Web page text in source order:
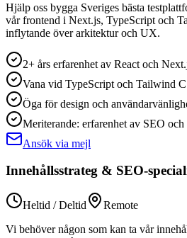
Hjälp oss bygga Sveriges bästa
vår frontend i Next.js, TypeScript och
inflytande över arkitektur och UX.
2+ års erfarenhet av React och
Vana vid TypeScript och Tailwind
Öga för design och
Meriterande: erfarenhet av SEO och
Ansök via mejl
Innehållsstrateg & SEO-
Heltid / Deltid
Remote
Vi behöver någon som kan ta vår